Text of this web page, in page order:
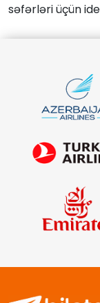
səfərləri üçün